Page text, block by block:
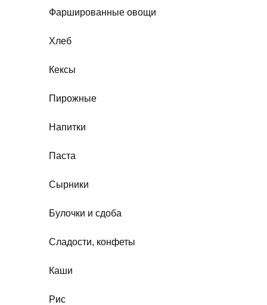
Фаршированные овощи
Хлеб
Кексы
Пирожные
Напитки
Паста
Сырники
Булочки и сдоба
Сладости, конфеты
Каши
Рис